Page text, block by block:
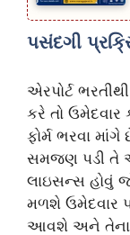
પસંદગી
એરપોર્ટ
કરે તો
ફોર્મ ભરવા
સમજણ પડી તે
લાઇસન્સ હોવું
મળશે ઉમેદવાર
આવશે અને તેના